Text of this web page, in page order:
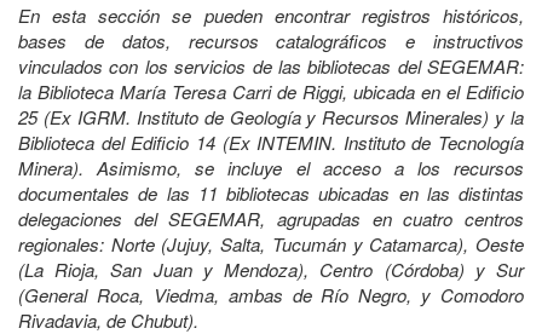
En esta sección se pueden encontrar registros históricos,
bases de datos, recursos catalográficos e instructivos
vinculados con los servicios de las bibliotecas del SEGEMAR:
la Biblioteca María Teresa Carri de Riggi, ubicada en el Edificio
25 (Ex IGRM. Instituto de Geología y Recursos Minerales) y la
Biblioteca del Edificio 14 (Ex INTEMIN. Instituto de Tecnología
Minera). Asimismo, se incluye el acceso a los recursos
documentales de las 11 bibliotecas ubicadas en las distintas
delegaciones del SEGEMAR, agrupadas en cuatro centros
regionales: Norte (Jujuy, Salta, Tucumán y Catamarca), Oeste
(La Rioja, San Juan y Mendoza), Centro (Córdoba) y Sur
(General Roca, Viedma, ambas de Río Negro, y Comodoro
Rivadavia, de Chubut).